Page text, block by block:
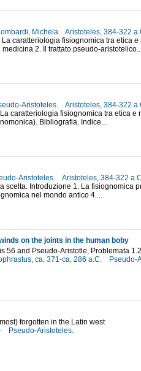
Michela
Aristoteles, 384-322
La caratteriologia fisiognomica tra etica
2. Il trattato pseudo-
Aristoteles.
Aristoteles, 384-322
caratteriologia fisiognomica tra etica
Bibliografia. Indice...
Aristoteles.
Aristoteles, 384-322
scelta. Introduzione 1. La fisiognomica
nel mondo antico 4....
on the joints in the human boby
56 and Pseudo-Aristotle, Problemata
ca. 371-ca. 286 a.C.
Pseudo-
forgotten in the Latin west
Pseudo-Aristoteles.